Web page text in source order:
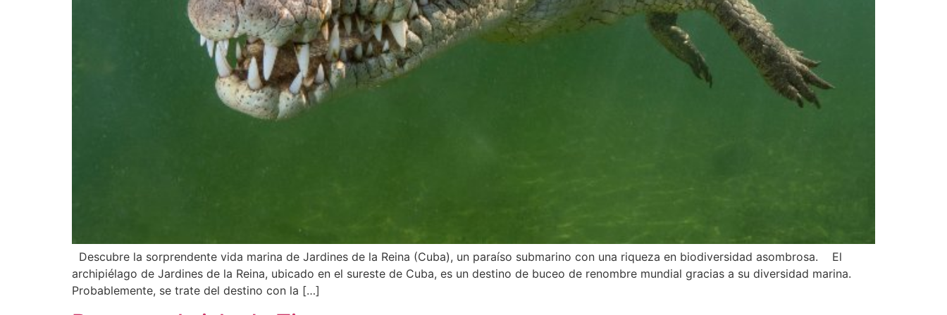
Descubre la sorprendente vida marina de Jardines de la Reina (Cuba), un paraíso submarino con una riqueza en biodiversidad asombrosa. El
archipiélago de Jardines de la Reina, ubicado en el sureste de Cuba, es un destino de buceo de renombre mundial gracias a su diversidad marina.
Probablemente, se trate del destino con la […]